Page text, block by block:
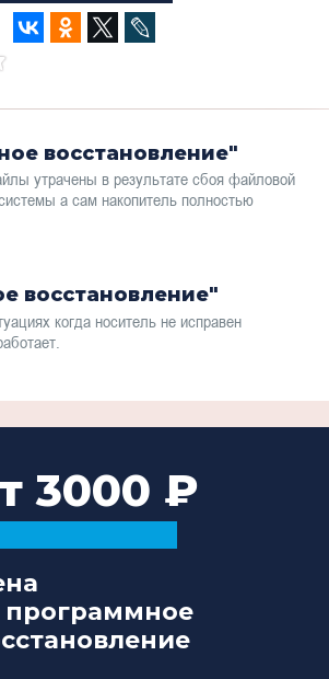
восстановление"
утрачены в результате сбоя файловой
а сам накопитель полностью
восстановление"
когда носитель не исправен
3000
программное